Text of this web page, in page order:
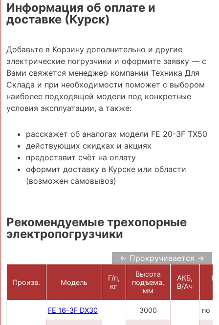
Информация об оплате и
доставке (Курск)
Добавьте в Корзину дополнительно и другие
электрические погрузчики и оформите заявку — с
Вами свяжется менеджер компании Техника Для
Склада и при необходимости поможет с выбором
наиболее подходящей модели под конкретные
условия эксплуатации, а также:
расскажет об аналогах модели FE 20-3F TX50
действующих скидках и акциях
предоставит счёт на оплату
оформит доставку в Курске или области
(возможен самовывоз)
Рекомендуемые трехопорные
электропогрузчики
← Прокручивается →
Произв. Модель
Г/п,
кг
Высота
подъема,
мм
АКБ,
В/Ач
FE 16-3F DX30 3000 по